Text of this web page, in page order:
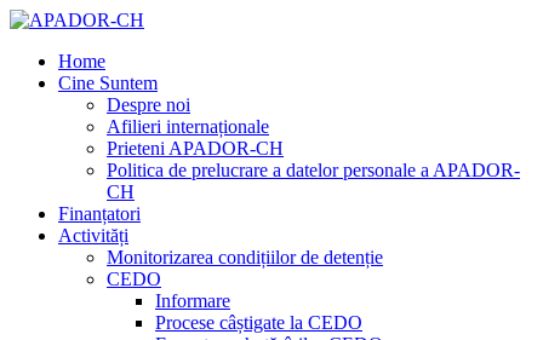
Home
Cine Suntem
Despre noi
Afilieri internaționale
Prieteni APADOR-CH
Politica de prelucrare a datelor personale a APADOR-
CH
Finanțatori
Activități
Monitorizarea condițiilor de detenție
CEDO
Informare
Procese câștigate la CEDO